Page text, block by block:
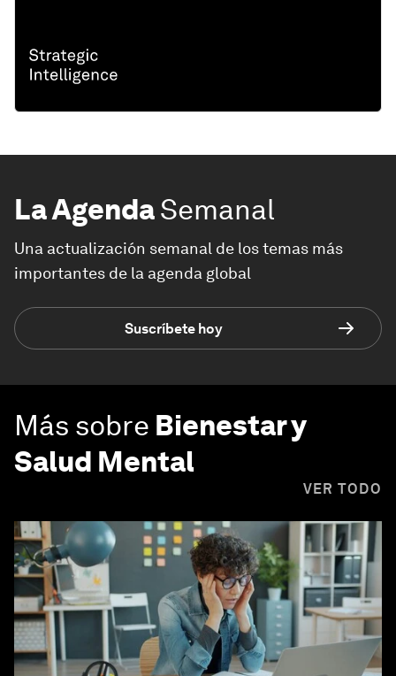
La AgendaSemanal
Una actualización semanal de los temas más
importantes de la agenda global
Suscríbete hoy
Más sobre Bienestar y
Salud Mental
VER TODO